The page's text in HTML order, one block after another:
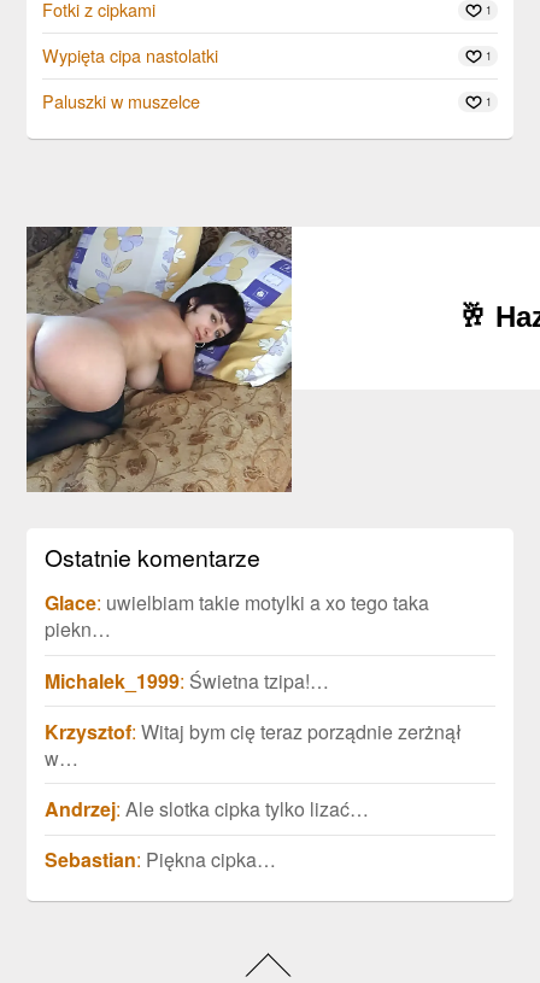
Fotki z cipkami 1
Wypięta cipa nastolatki 1
Paluszki w muszelce 1
🥂
Ostatnie komentarze
Glace: uwielbiam takie motylki a xo tego taka
piekn…
Michalek_1999: Świetna tzipa!…
Krzysztof: Witaj bym cię teraz porządnie zerżnął
w…
Andrzej: Ale slotka cipka tylko lizać…
Sebastian: Piękna cipka…